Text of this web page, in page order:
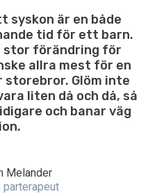
syskon är en både
tid för ett barn.
stor förändring för
allra mest för en
Glöm inte
liten då och då, så
och banar väg
Melander
parterapeut